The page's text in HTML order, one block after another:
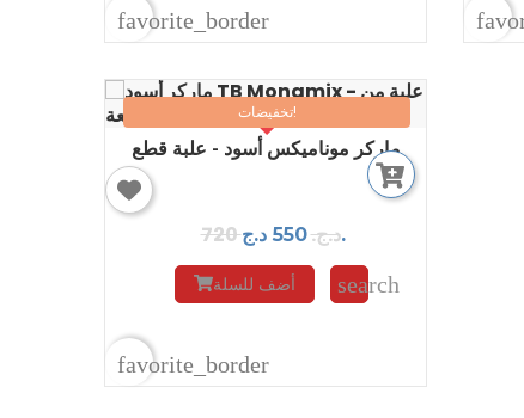
favorite_border
ماركر موناميكس أسود - علبة قطع
720 د.ج.550 د.ج.
أضف للسلة search
تخفيضات!
favorite_border